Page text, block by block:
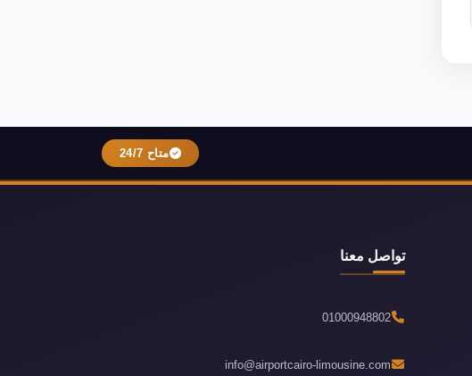
متاح 24/7
تواصل معنا
01000948802
info@airportcairo-limousine.com